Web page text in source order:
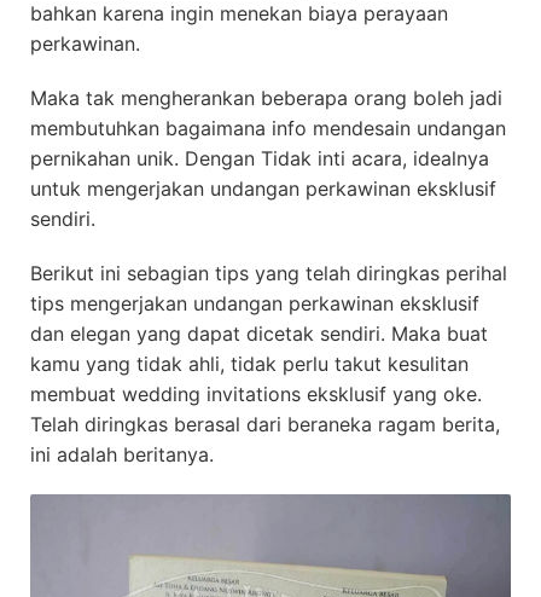
bahkan karena ingin menekan biaya perayaan
perkawinan.
Maka tak mengherankan beberapa orang boleh jadi
membutuhkan bagaimana info mendesain undangan
pernikahan unik. Dengan Tidak inti acara, idealnya
untuk mengerjakan undangan perkawinan eksklusif
sendiri.
Berikut ini sebagian tips yang telah diringkas perihal
tips mengerjakan undangan perkawinan eksklusif
dan elegan yang dapat dicetak sendiri. Maka buat
kamu yang tidak ahli, tidak perlu takut kesulitan
membuat wedding invitations eksklusif yang oke.
Telah diringkas berasal dari beraneka ragam berita,
ini adalah beritanya.